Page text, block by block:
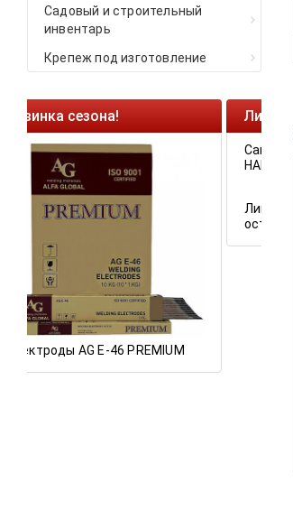
Садовый и строительный
инвентарь
Крепеж под изготовление
Ликвидация остатков!
Саморезы кровельные HKR-R
Ликвидация складских